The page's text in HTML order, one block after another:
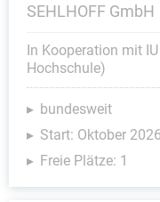
SEHLHOFF GmbH
In Kooperation mit
Hochschule)
bundesweit
Start: Oktober 2026
Freie Plätze: 1